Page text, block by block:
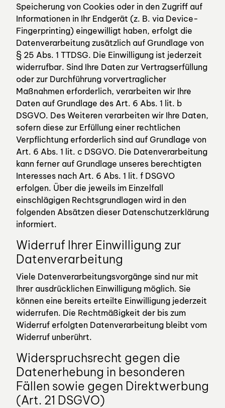
Speicherung von Cookies oder in den Zugriff auf
Informationen in Ihr Endgerät (z. B. via Device-
Fingerprinting) eingewilligt haben, erfolgt die
Datenverarbeitung zusätzlich auf Grundlage von
§ 25 Abs. 1 TTDSG. Die Einwilligung ist jederzeit
widerrufbar. Sind Ihre Daten zur Vertragserfüllung
oder zur Durchführung vorvertraglicher
Maßnahmen erforderlich, verarbeiten wir Ihre
Daten auf Grundlage des Art. 6 Abs. 1 lit. b
DSGVO. Des Weiteren verarbeiten wir Ihre Daten,
sofern diese zur Erfüllung einer rechtlichen
Verpflichtung erforderlich sind auf Grundlage von
Art. 6 Abs. 1 lit. c DSGVO. Die Datenverarbeitung
kann ferner auf Grundlage unseres berechtigten
Interesses nach Art. 6 Abs. 1 lit. f DSGVO
erfolgen. Über die jeweils im Einzelfall
einschlägigen Rechtsgrundlagen wird in den
folgenden Absätzen dieser Datenschutzerklärung
informiert.
Widerruf Ihrer Einwilligung zur
Datenverarbeitung
Viele Datenverarbeitungsvorgänge sind nur mit
Ihrer ausdrücklichen Einwilligung möglich. Sie
können eine bereits erteilte Einwilligung jederzeit
widerrufen. Die Rechtmäßigkeit der bis zum
Widerruf erfolgten Datenverarbeitung bleibt vom
Widerruf unberührt.
Widerspruchsrecht gegen die
Datenerhebung in besonderen
Fällen sowie gegen Direktwerbung
(Art. 21 DSGVO)